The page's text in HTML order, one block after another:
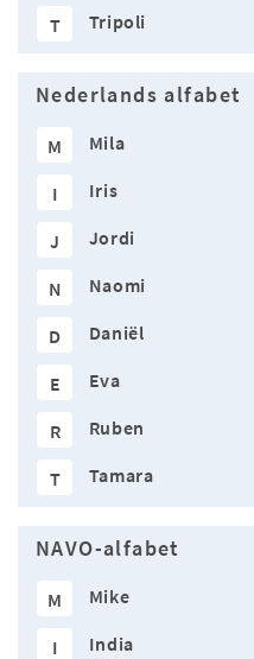
T Tripoli
Nederlands alfabet
M Mila
I Iris
J Jordi
N Naomi
D Daniël
E Eva
R Ruben
T Tamara
NAVO-alfabet
M Mike
I India